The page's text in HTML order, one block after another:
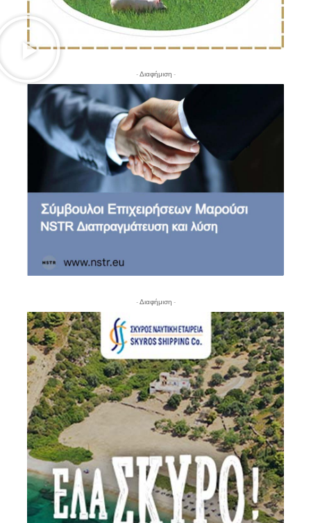
- Διαφήμιση -
- Διαφήμιση -